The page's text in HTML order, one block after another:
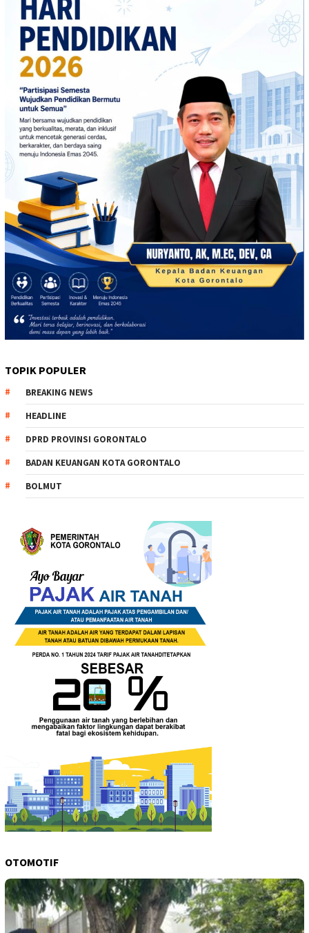
TOPIK POPULER
BREAKING NEWS
HEADLINE
DPRD PROVINSI GORONTALO
BADAN KEUANGAN KOTA GORONTALO
BOLMUT
OTOMOTIF